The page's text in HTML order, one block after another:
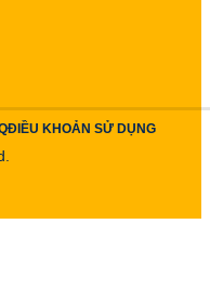
ĐIỀU KHOẢN SỬ DỤNG